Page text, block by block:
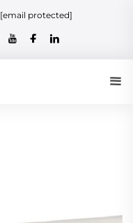
[email protected]